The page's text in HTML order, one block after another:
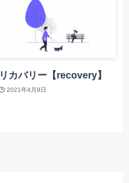
リカバリー【recovery】
2021年4月9日